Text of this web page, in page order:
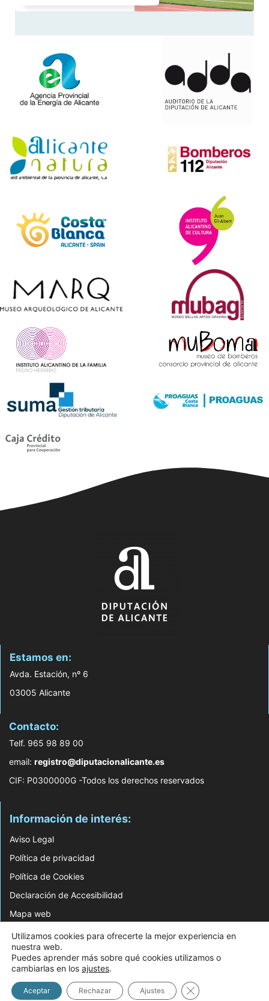
Estamos en:
Avda. Estación, nº 6
03005 Alicante
Contacto:
Telf. 965 98 89 00
email: registro@diputacionalicante.es
CIF: P0300000G -Todos los derechos reservados
Información de interés:
Aviso Legal
Política de privacidad
Política de Cookies
Declaración de Accesibilidad
Mapa web
© 2026 Web Desarrollada por el Servicio de Informática de Diputación de
Utilizamos cookies para ofrecerte la mejor experiencia en
nuestra web.
Puedes aprender más sobre qué cookies utilizamos o
cambiarlas en los ajustes.
Aceptar Rechazar Ajustes Cerrar el banner de